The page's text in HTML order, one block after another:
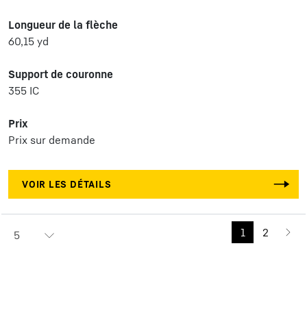
Longueur de la flèche
60,15 yd
Support de couronne
355 IC
Prix
Prix sur demande
VOIR LES DÉTAILS
5 1 2